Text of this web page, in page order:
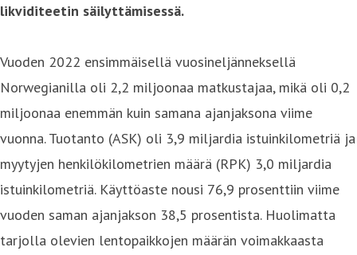
likviditeetin säilyttämisessä.
Vuoden 2022 ensimmäisellä vuosineljänneksellä
Norwegianilla oli 2,2 miljoonaa matkustajaa, mikä oli 0,2
miljoonaa enemmän kuin samana ajanjaksona viime
vuonna. Tuotanto (ASK) oli 3,9 miljardia istuinkilometriä ja
myytyjen henkilökilometrien määrä (RPK) 3,0 miljardia
istuinkilometriä. Käyttöaste nousi 76,9 prosenttiin viime
vuoden saman ajanjakson 38,5 prosentista. Huolimatta
tarjolla olevien lentopaikkojen määrän voimakkaasta